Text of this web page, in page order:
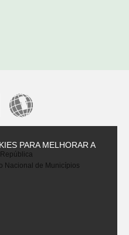
Nacional de Municípios